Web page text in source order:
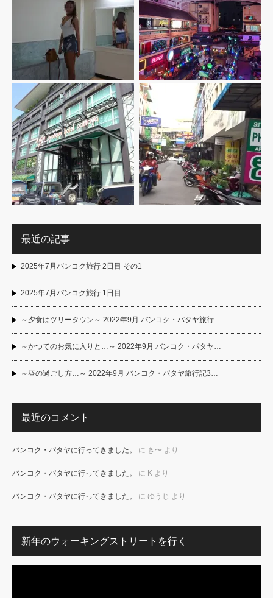
最近の記事
2025年7月バンコク旅行 2日目 その1
2025年7月バンコク旅行 1日目
～夕食はツリータウン～ 2022年9月 バンコク・パタヤ旅行…
～かつてのお気に入りと…～ 2022年9月 バンコク・パタヤ…
～昼の過ごし方…～ 2022年9月 バンコク・パタヤ旅行記3…
最近のコメント
バンコク・パタヤに行ってきました。 に き〜 より
バンコク・パタヤに行ってきました。 に K より
バンコク・パタヤに行ってきました。 に ゆうじ より
新年のウォーキングストリートを行く